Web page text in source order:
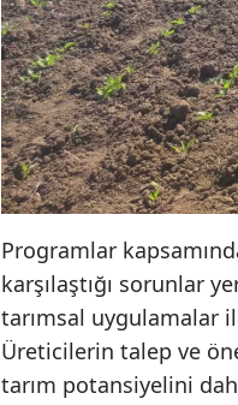
Programlar
karşılaştığı sorunlar
tarımsal uygulamalar
Üreticilerin talep ve
tarım potansiyelini